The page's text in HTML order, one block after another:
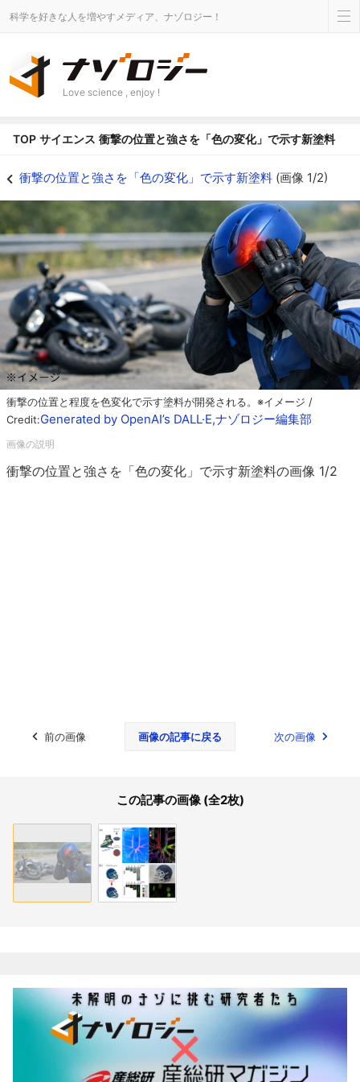
科学を好きな人を増やすメディア、ナゾロジー！
Love science , enjoy !
TOP サイエンス 衝撃の位置と強さを「色の変化」で示す新塗料
衝撃の位置と強さを「色の変化」で示す新塗料 (画像 1/2)
衝撃の位置と程度を色変化で示す塗料が開発される。※イメージ /
Credit:Generated by OpenAI’s DALL·E,ナゾロジー編集部
衝撃の位置と強さを「色の変化」で示す新塗料の画像 1/2
前の画像 画像の記事に戻る 次の画像
この記事の画像 (全2枚)